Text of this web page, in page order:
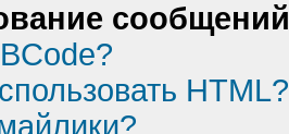
HTML?